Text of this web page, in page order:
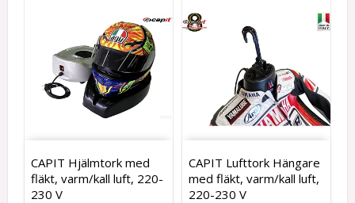
CAPIT Hjälmtork med
fläkt, varm/kall luft, 220-
230 V
CAPIT Lufttork Hängare
med fläkt, varm/kall luft,
220-230 V